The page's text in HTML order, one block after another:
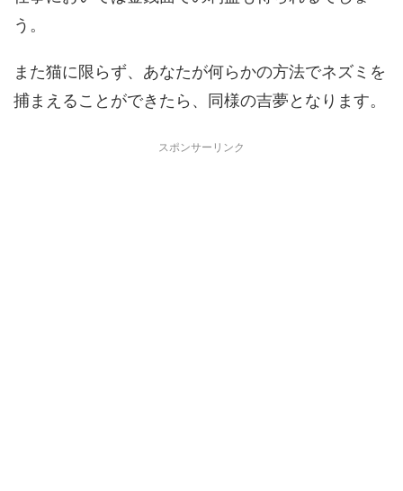
う。
また猫に限らず、あなたが何らかの方法でネズミを
捕まえることができたら、同様の吉夢となります。
スポンサーリンク